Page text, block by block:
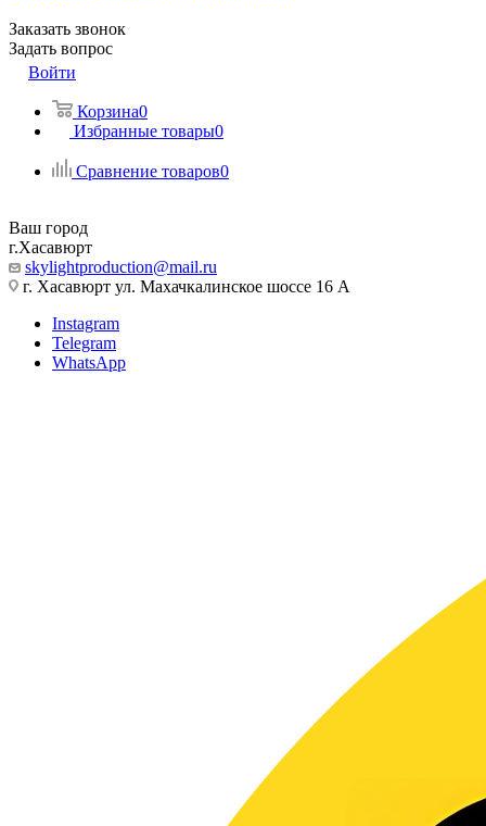
Заказать звонок
Задать вопрос
Войти
Корзина0
Избранные товары0
Сравнение товаров0
Ваш город
г.Хасавюрт
skylightproduction@mail.ru
г. Хасавюрт ул. Махачкалинское шоссе 16 А
Instagram
Telegram
WhatsApp